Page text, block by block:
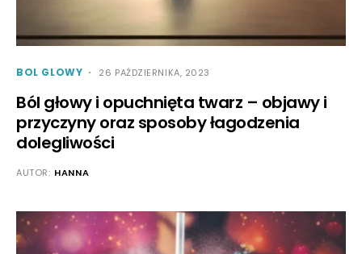
BOL GLOWY 26 PAŹDZIERNIKA, 2023
Ból głowy i opuchnięta twarz – objawy i
przyczyny oraz sposoby łagodzenia
dolegliwości
AUTOR: HANNA